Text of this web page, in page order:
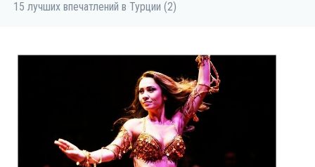
15 лучших впечатлений в Турции (2)